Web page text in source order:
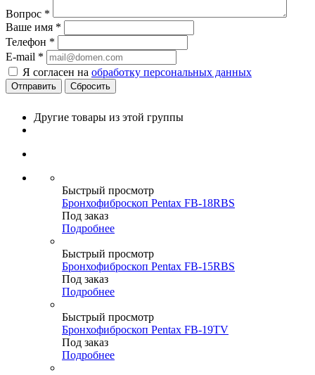
Вопрос *
Ваше имя *
Телефон *
E-mail *
Я согласен на обработку персональных данных
Сбросить
Другие товары из этой группы
Быстрый просмотр
Бронхофиброскоп Pentax FB-18RBS
Под заказ
Подробнее
Быстрый просмотр
Бронхофиброскоп Pentax FB-15RBS
Под заказ
Подробнее
Быстрый просмотр
Бронхофиброскоп Pentax FB-19TV
Под заказ
Подробнее